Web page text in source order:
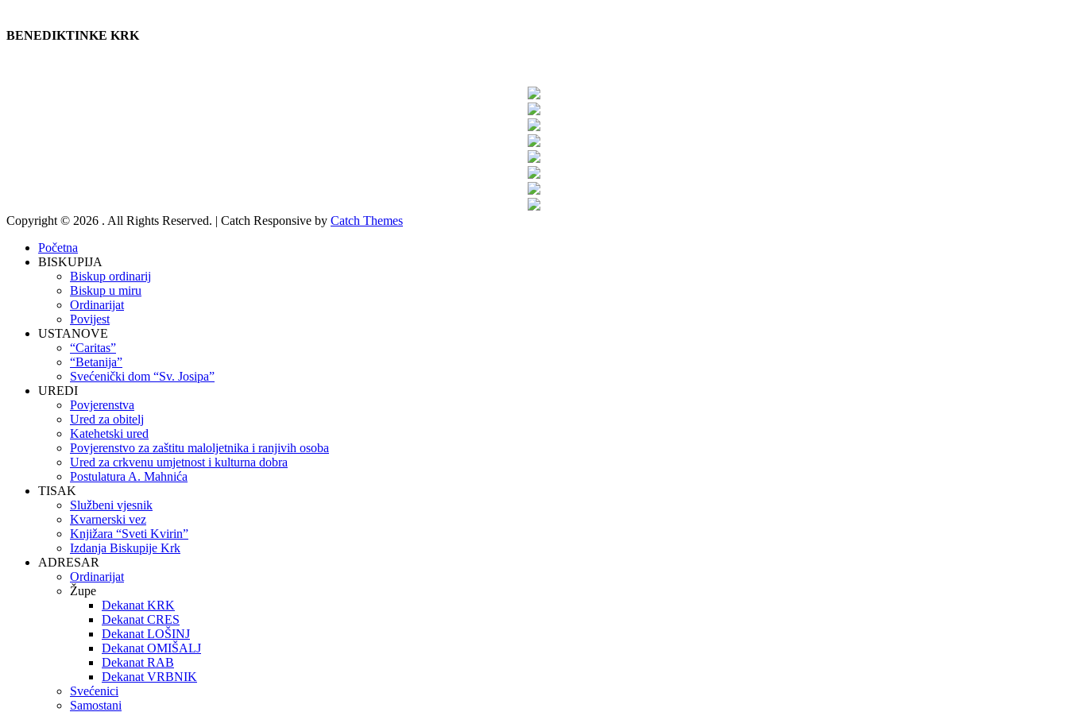
BENEDIKTINKE KRK
Copyright © 2026 . All Rights Reserved. | Catch Responsive by Catch Themes
Početna
BISKUPIJA
Biskup ordinarij
Biskup u miru
Ordinarijat
Povijest
USTANOVE
“Caritas”
“Betanija”
Svećenički dom “Sv. Josipa”
UREDI
Povjerenstva
Ured za obitelj
Katehetski ured
Povjerenstvo za zaštitu maloljetnika i ranjivih osoba
Ured za crkvenu umjetnost i kulturna dobra
Postulatura A. Mahnića
TISAK
Službeni vjesnik
Kvarnerski vez
Knjižara “Sveti Kvirin”
Izdanja Biskupije Krk
ADRESAR
Ordinarijat
Župe
Dekanat KRK
Dekanat CRES
Dekanat LOŠINJ
Dekanat OMIŠALJ
Dekanat RAB
Dekanat VRBNIK
Svećenici
Samostani